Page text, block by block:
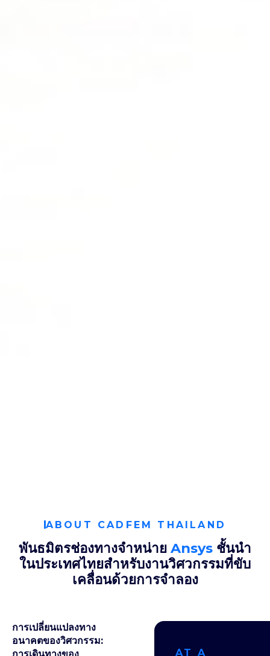
ABOUT CADFEM THAILAND
พันธมิตรช่องทางจำหน่าย Ansys ชั้นนำ
ในประเทศไทยสำหรับงานวิศวกรรมที่ขับ
เคลื่อนด้วยการจำลอง
การเปลี่ยนแปลงทาง
อนาคตของวิศวกรรม:
AT A